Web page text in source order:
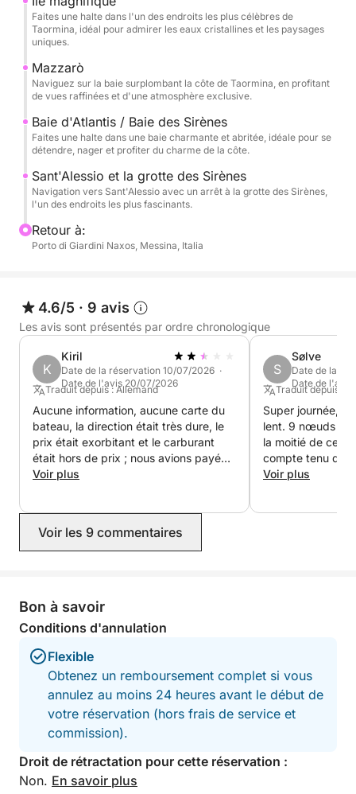
baie des Sirènes, un havre de paix exclusif et raffiné
où la nature se mêle à l'élégance de la baie. La
clarté de ses eaux et son cadre isolé rendent cette
escale particulièrement magique en journée.
Enfin, nous atteignons Sant'Alessio, en passant par
la pittoresque Grotta delle Sirene, un lieu empreint
de charme et d'atmosphère. L'excursion comprend
des arrêts pour la baignade, la détente et la plongée
avec tuba avant le retour après une journée
complète consacrée à la découverte de la plus belle
mer de la côte de Taormina.
Faites une halte dans l'un des endroits les plus célèbres de
Taormina, idéal pour admirer les eaux cristallines et les paysages
uniques.
Mazzarò
Naviguez sur la baie surplombant la côte de Taormina, en profitant
de vues raffinées et d'une atmosphère exclusive.
Baie d'Atlantis / Baie des Sirènes
Faites une halte dans une baie charmante et abritée, idéale pour se
détendre, nager et profiter du charme de la côte.
Sant'Alessio et la grotte des Sirènes
Navigation vers Sant'Alessio avec un arrêt à la grotte des Sirènes,
l'un des endroits les plus fascinants.
Retour à:
Porto di Giardini Naxos, Messina, Italia
4.6/5 · 9 avis
Les avis sont présentés par ordre chronologique
K
Kiril
Date de la réservation 10/07/2026 ·
Date de l'avis 20/07/2026
Traduit depuis : Allemand
Aucune information, aucune carte du
bateau, la direction était très dure, le
prix était exorbitant et le carburant
était hors de prix ; nous avions payé
10 € pour la même excursion la
recommander !
Voir plus
S
Sølve
Date de la
Date de l'avis
Traduit depuis :
Super journée,
lent. 9 nœuds
la moitié de ce
compte tenu du
passagers (60/
Voir plus
Voir les 9 commentaires
Bon à savoir
Conditions d'annulation
Flexible
Obtenez un remboursement complet si vous
annulez au moins 24 heures avant le début de
votre réservation (hors frais de service et
commission).
Droit de rétractation pour cette réservation :
Non. En savoir plus